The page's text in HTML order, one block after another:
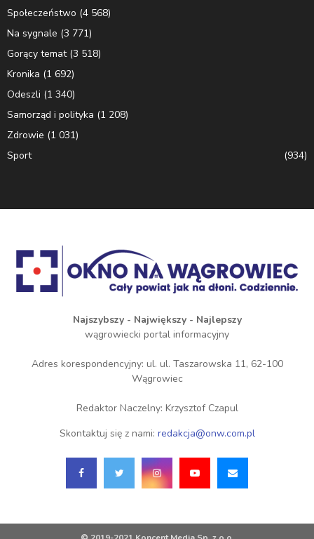
Społeczeństwo (4 568)
Na sygnale (3 771)
Gorący temat(3 518)
Kronika (1 692)
Odeszli (1 340)
Samorząd i polityka (1 208)
Zdrowie (1 031)
Sport
(934)
Najszybszy - Największy - Najlepszy
wągrowiecki portal informacyjny
Adres korespondencyjny: ul. ul. Taszarowska 11, 62-100
Wągrowiec
Redaktor Naczelny: Krzysztof Czapul
Skontaktuj się z nami: redakcja@onw.com.pl